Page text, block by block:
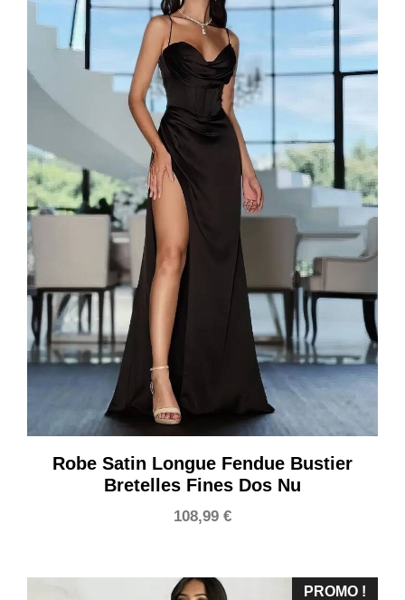
Robe Satin Longue Fendue Bustier
Bretelles Fines Dos Nu
108,99 €
PROMO !